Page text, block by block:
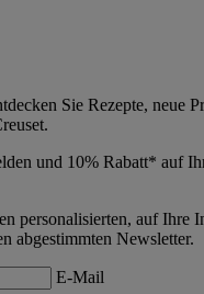
Sie Rezepte, neue
und 10% Rabatt* auf
personalisierten, auf Ihre
abgestimmten Newsletter.
E-Mail